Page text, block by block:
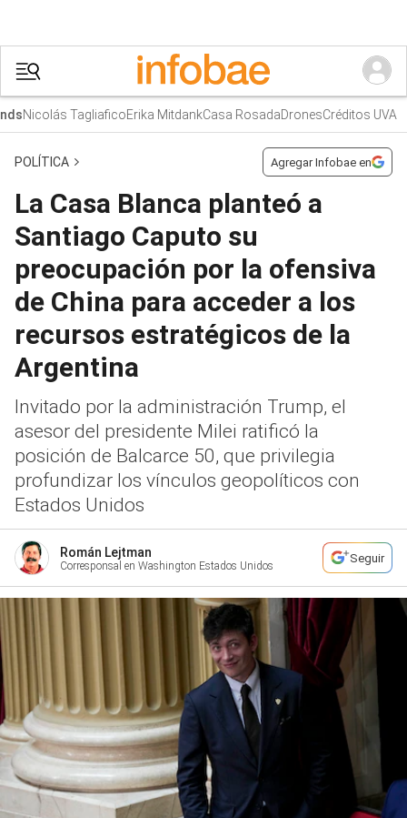
Nicolás TagliaficoErika MitdankCasa RosadaDronesCréditos UVA
POLÍTICA Agregar Infobae en
La Casa Blanca planteó a
Santiago Caputo su
preocupación por la ofensiva
de China para acceder a los
recursos estratégicos de la
Argentina
Invitado por la administración Trump, el
asesor del presidente Milei ratificó la
posición de Balcarce 50, que privilegia
profundizar los vínculos geopolíticos con
Estados Unidos
Román Lejtman
Corresponsal en Washington Estados Unidos
Seguir